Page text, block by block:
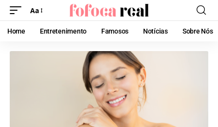
Aa
Home Entretenimento Famosos Notícias Sobre Nós